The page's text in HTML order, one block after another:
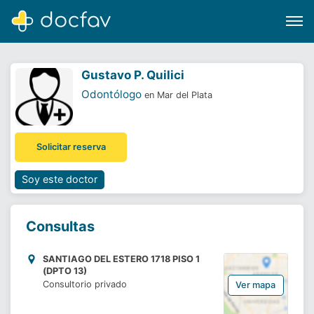
Software para clínicas
¿Eres un doctor?
Gustavo P. Quilici
Odontólogo en Mar del Plata
Solicitar reserva
Soy este doctor
Consultas
SANTIAGO DEL ESTERO 1718 PISO 1
(DPTO 13)
Consultorio privado
Ver mapa